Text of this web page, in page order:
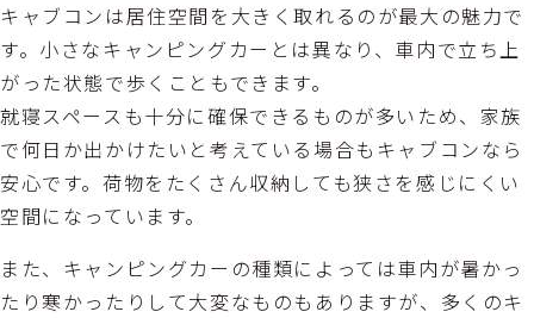
キャブコンは居住空間を大きく取れるのが最大の魅力で
す。小さなキャンピングカーとは異なり、車内で立ち上
がった状態で歩くこともできます。
就寝スペースも十分に確保できるものが多いため、家族
で何日か出かけたいと考えている場合もキャブコンなら
安心です。荷物をたくさん収納しても狭さを感じにくい
空間になっています。
また、キャンピングカーの種類によっては車内が暑かっ
たり寒かったりして大変なものもありますが、多くのキ